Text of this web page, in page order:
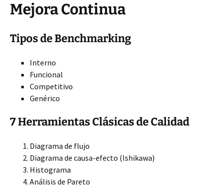
Mejora Continua
Tipos de Benchmarking
Interno
Funcional
Competitivo
Genérico
7 Herramientas Clásicas de Calidad
Diagrama de flujo
Diagrama de causa-efecto (Ishikawa)
Histograma
Análisis de Pareto